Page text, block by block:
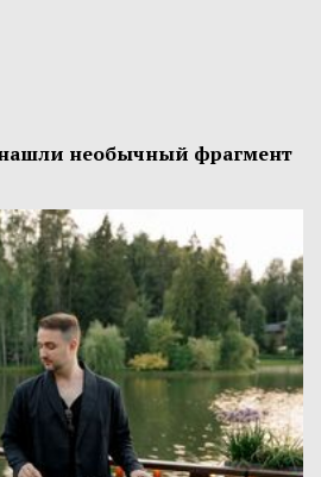
необычный фрагмент